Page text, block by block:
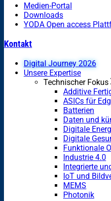
Medien-Portal
Downloads
YODA Open access
Kontakt
Digital Journey 2026
Unsere Expertise
Technischer Fokus
Additive
ASICs für
Batterien
Daten und
Digitale
Digitale
Funktionale
Industrie 4.0
Integrierte
IoT und
MEMS
Photonik